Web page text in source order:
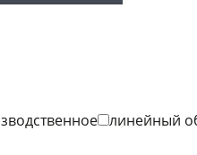
линейный